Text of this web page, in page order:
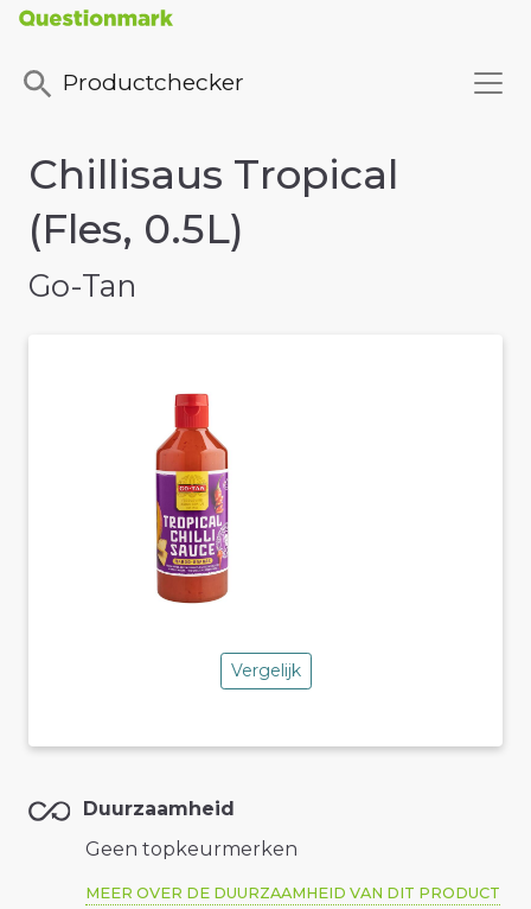
Productchecker
Chillisaus Tropical
(Fles, 0.5L)
Go-Tan
Vergelijk
Duurzaamheid
Geen topkeurmerken
MEER OVER DE DUURZAAMHEID VAN DIT PRODUCT